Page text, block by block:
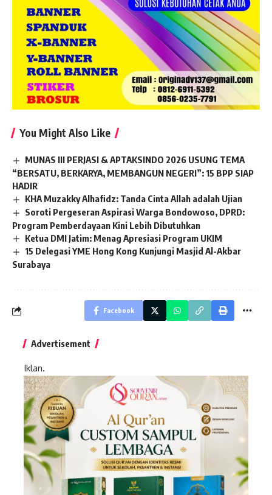
You Might Also Like
MUNAS III PERJASI & APTAKSINDO 2026 USUNG TEMA
“BERSATU, BERKARYA, MEMBANGUN NEGERI”: 15 BPP SIAP
HADIR
KHA Muzakky Alhafidz: Tanda Cinta Allah adalah Ujian
Soroti Pergeseran Aspirasi Warga Bondowoso, DPRD:
Program Pemberdayaan Kini Lebih Dibutuhkan
Ketua DMI Jatim: Menag Apresiasi Program UKIM
15 Delegasi YME Hong Kong Kunjungi Masjid Al-Akbar
Surabaya
Facebook
Advertisement
Iklan.